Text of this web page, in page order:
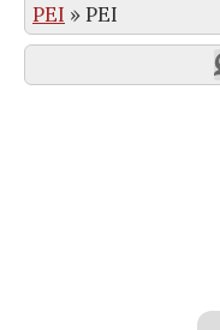
PEI »PEI